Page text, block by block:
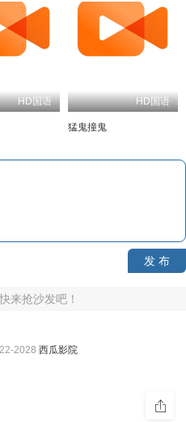
HD国语 HD国语
猛鬼撞鬼
发 布
来抢沙发吧！
2028 西瓜影院